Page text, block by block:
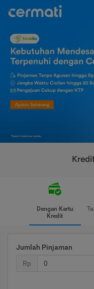
Dengan Kartu
Kredit
Jumlah Pinjaman
Rp